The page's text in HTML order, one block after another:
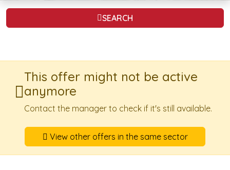
SEARCH
This offer might not be active
anymore
Contact the manager to check if it's still available.
View other offers in the same sector